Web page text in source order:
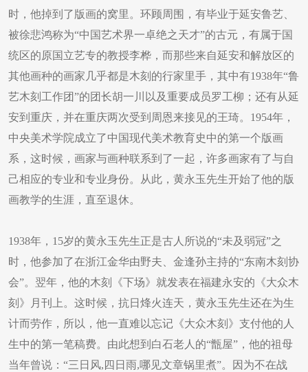
时，他掉到了版画的窝里。环顾周围，有毕业于延安鲁艺、
被徐悲鸿称为“中国艺术界一卓绝之天才”的古元，有属于国
统区的原国立艺专的教授李桦，而那些来自延安和解放区的
其他画种的画家几乎都是木刻的行家里手，其中有1938年“鲁
艺木刻工作团”的团长胡一川以及重要成员罗工柳；还有从延
安到重庆，并在重庆两次受到周恩来接见的王琦。1954年，
中央美术学院成立了中国现代美术教育史中的第一个版画
系，这时候，画家与画种联系到了一起，许多画家有了与自
己相应的专业和专业身份。从此，黄永玉先生开始了他的版
画教学的生涯，直至退休。
1938年，15岁的黄永玉先生正是古人所说的“未及弱冠”之
时，他参加了在浙江金华由野夫、金逢孙主持的“东南木刻协
会”。翌年，他的木刻《下场》就发表在福建永安的《大众木
刻》月刊上。这时候，抗日烽火连天，黄永玉先生还在为生
计而劳作，所以，他一直难以忘记《大众木刻》支付他的人
生中的第一笔稿费。由此想到白石老人的“甑屋”，他的祖母
当年曾说：“三日风,四日雨,哪见文章锅里煮”。因为不在战